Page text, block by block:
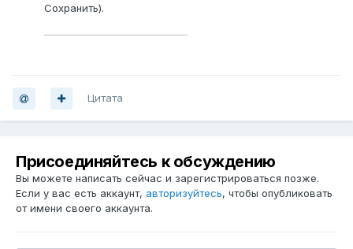
Сохранить).
——————————————
Цитата
Присоединяйтесь к обсуждению
Вы можете написать сейчас и зарегистрироваться позже.
Если у вас есть аккаунт, авторизуйтесь, чтобы опубликовать
от имени своего аккаунта.